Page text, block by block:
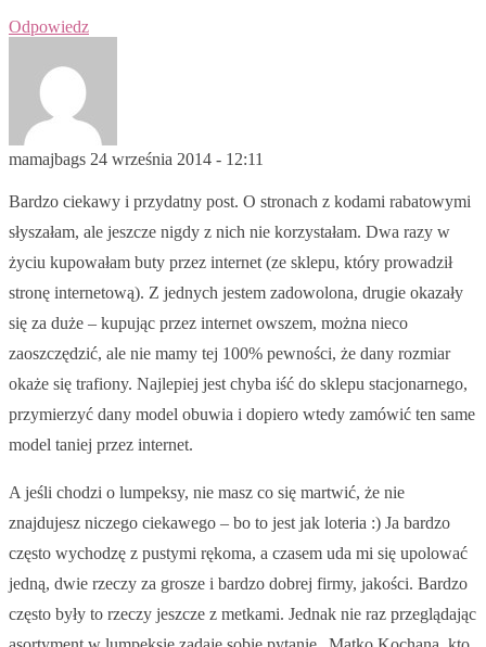
Odpowiedz
mamajbags 24 września 2014 - 12:11
Bardzo ciekawy i przydatny post. O stronach z kodami rabatowymi
słyszałam, ale jeszcze nigdy z nich nie korzystałam. Dwa razy w
życiu kupowałam buty przez internet (ze sklepu, który prowadził
stronę internetową). Z jednych jestem zadowolona, drugie okazały
się za duże – kupując przez internet owszem, można nieco
zaoszczędzić, ale nie mamy tej 100% pewności, że dany rozmiar
okaże się trafiony. Najlepiej jest chyba iść do sklepu stacjonarnego,
przymierzyć dany model obuwia i dopiero wtedy zamówić ten same
model taniej przez internet.
A jeśli chodzi o lumpeksy, nie masz co się martwić, że nie
znajdujesz niczego ciekawego – bo to jest jak loteria :) Ja bardzo
często wychodzę z pustymi rękoma, a czasem uda mi się upolować
jedną, dwie rzeczy za grosze i bardzo dobrej firmy, jakości. Bardzo
często były to rzeczy jeszcze z metkami. Jednak nie raz przeglądając